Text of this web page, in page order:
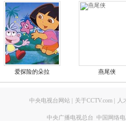
爱探险的朵拉 燕尾侠
中央电视台网站 关于CCTV.com 人
中央广播电视总台 中国网络